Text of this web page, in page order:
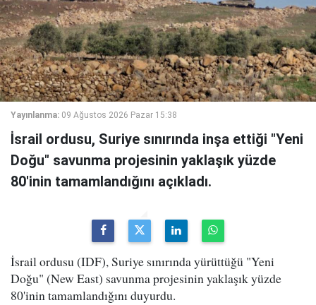
Yayınlanma: 09 Ağustos 2026 Pazar 15:38
İsrail ordusu, Suriye sınırında inşa ettiği "Yeni
Doğu" savunma projesinin yaklaşık yüzde
80'inin tamamlandığını açıkladı.
İsrail ordusu (IDF), Suriye sınırında yürüttüğü "Yeni
Doğu" (New East) savunma projesinin yaklaşık yüzde
80'inin tamamlandığını duyurdu.